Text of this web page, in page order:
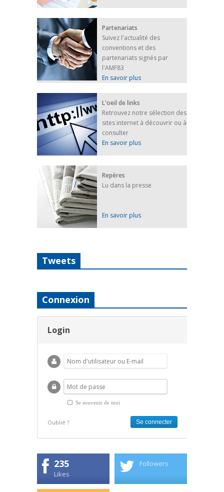
Partenariats
Suivez l'actualité des
conventions et des
partenariats signés par
l'AMF83
En savoir plus
L'oeil de links
Retrouvez notre sélection des
sites internet à découvrir ou à
consulter
En savoir plus
Repères
Lu dans la presse
En savoir plus
Tweets
Connexion
Login
Se souvenir de moi
Oublié ?
235
Likes
Followers